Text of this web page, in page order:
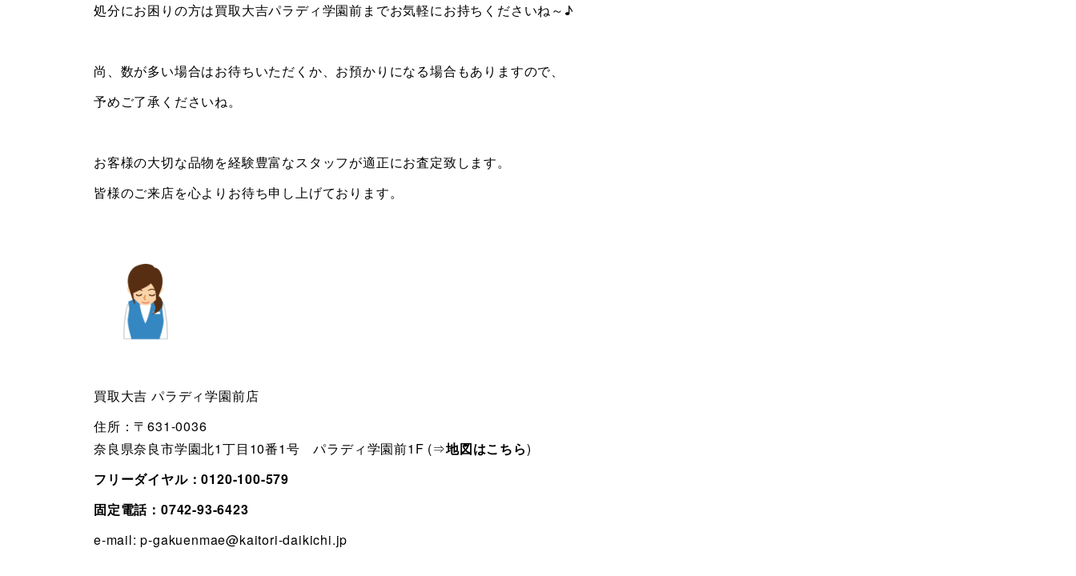
処分にお困りの方は買取大吉パラディ学園前までお気軽にお持ちくださいね～♪
尚、数が多い場合はお待ちいただくか、お預かりになる場合もありますので、
予めご了承くださいね。
お客様の大切な品物を経験豊富なスタッフが適正にお査定致します。
皆様のご来店を心よりお待ち申し上げております。
買取大吉 パラディ学園前店
住所：〒631-0036
奈良県奈良市学園北1丁目10番1号 パラディ学園前1F (⇒地図はこちら)
フリーダイヤル：0120-100-579
固定電話： 0742-93-6423
e-mail:p-gakuenmae@kaitori-daikichi.jp